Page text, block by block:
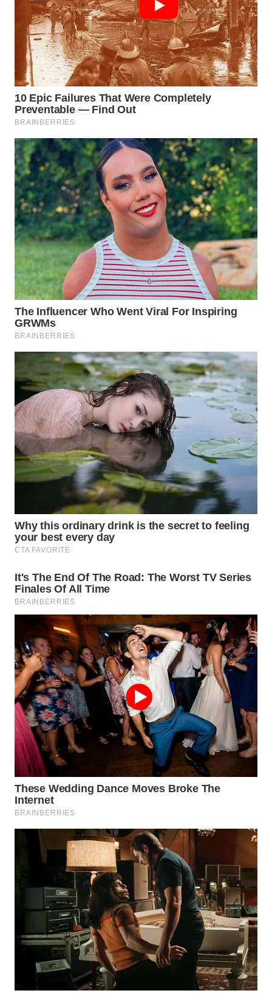
WN
DAIRI
WN
DANAU
TOBA
WN
NIAS
WN
LANGKAT
WN
TAPANULI
SELATAN
WN
TANJUNG
LESUNG
WN
KARO
WN
SIMALUNGUN
WN
LABUHANBATU
TAPANULI
TENGAH
SERDANG
WN
TINGGI
PAKPAK
WN
KARAWANG
WN
BEKASI
WN
BOGOR
WN
DEPOK
WN
TAPANULI
UTARA
WN
SAMOSIR
WN
PADANG
LAWAS